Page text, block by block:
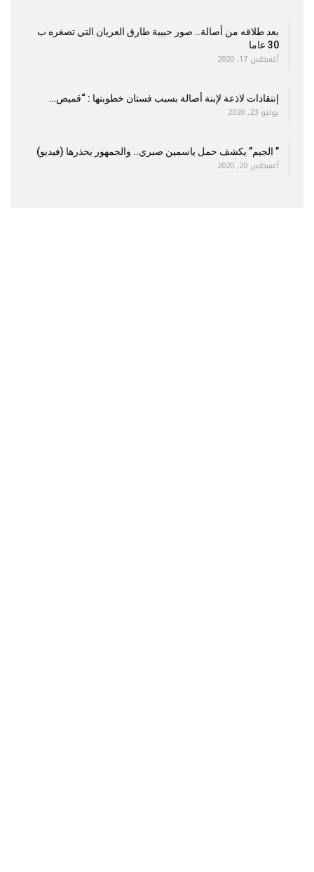
بعد طلاقه من أصالة.. صور حبيبة طارق العريان التي تصغره ب
30 عاما
أغسطس 17, 2020
إنتقادات لاذعة لإبنة أصالة بسبب فستان خطوبتها : “قميص…
يوليو 23, 2020
” الجيم” يكشف حمل ياسمين صبري.. والجمهور يحذرها (فيديو)
أغسطس 20, 2020